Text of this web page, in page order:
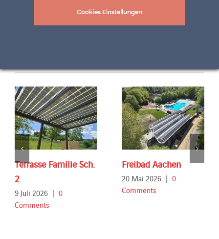
Terrasse Familie Sch.
2
9 Juli 2026 | 0
Comments
Freibad Aachen
20 Mai 2026 | 0
Comments
Cookies Einstellungen